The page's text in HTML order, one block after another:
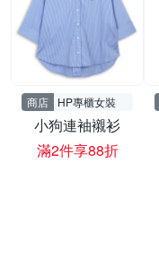
商店 HP專櫃女裝
小狗連袖襯衫
滿2件享88折